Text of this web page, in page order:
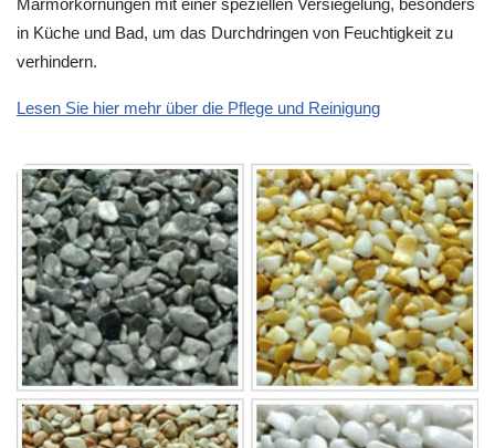
in Küche und Bad, um das Durchdringen von Feuchtigkeit zu
verhindern.
Lesen Sie hier mehr über die Pflege und Reinigung